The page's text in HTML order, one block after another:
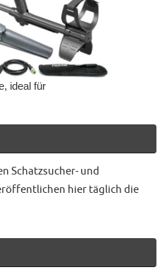
ideal für
Schatzsucher- und
hier täglich die